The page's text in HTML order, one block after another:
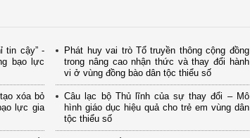
tin cậy” -
bạo lực
xóa bỏ
lực gia
Phát huy vai trò Tổ truyền thông cộng đồng
trong nâng cao nhận thức và thay đổi hành
vi ở vùng đồng bào dân tộc thiểu số
Câu lạc bộ Thủ lĩnh của sự thay đổi – Mô
hình giáo dục hiệu quả cho trẻ em vùng dân
tộc thiểu số